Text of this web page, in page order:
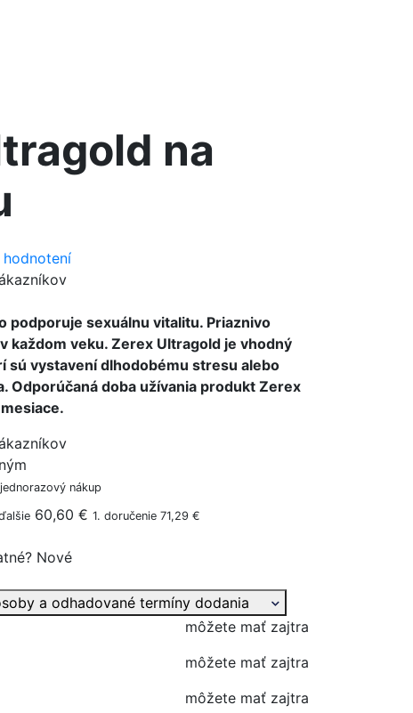
na
hodnotení
podporuje sexuálnu vitalitu. Priaznivo
každom veku. Zerex Ultragold je vhodný
sú vystavení dlhodobému stresu alebo
Odporúčaná doba užívania produkt Zerex
jednorazový nákup
60,60 € 1. doručenie 71,29 €
Nové
a odhadované termíny dodania
môžete mať zajtra
môžete mať zajtra
môžete mať zajtra